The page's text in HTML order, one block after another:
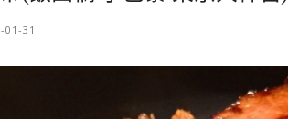
01-31